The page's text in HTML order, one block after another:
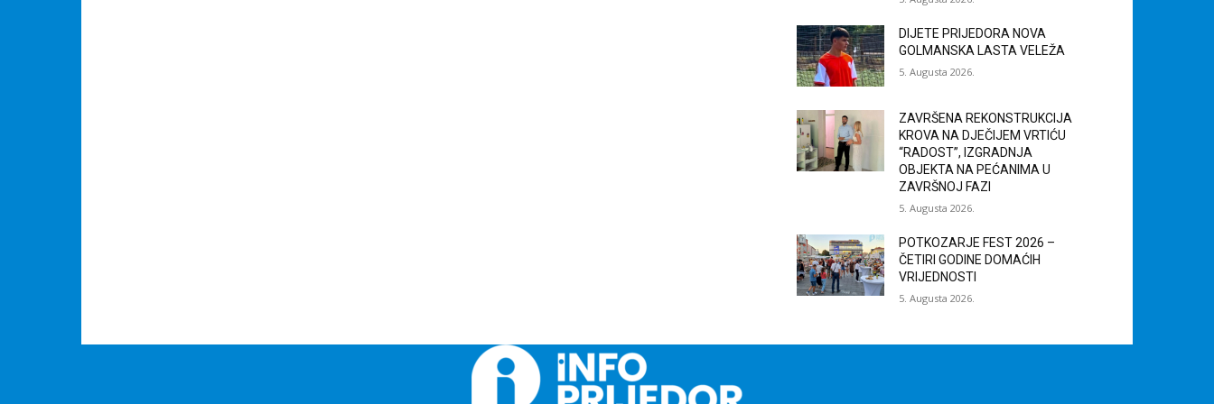
DIJETE PRIJEDORA NOVA
GOLMANSKA LASTA VELEŽA
5. Augusta 2026.
ZAVRŠENA REKONSTRUKCIJA
KROVA NA DJEČIJEM VRTIĆU
“RADOST”, IZGRADNJA
OBJEKTA NA PEĆANIMA U
ZAVRŠNOJ FAZI
5. Augusta 2026.
POTKOZARJE FEST 2026 –
ČETIRI GODINE DOMAĆIH
VRIJEDNOSTI
5. Augusta 2026.